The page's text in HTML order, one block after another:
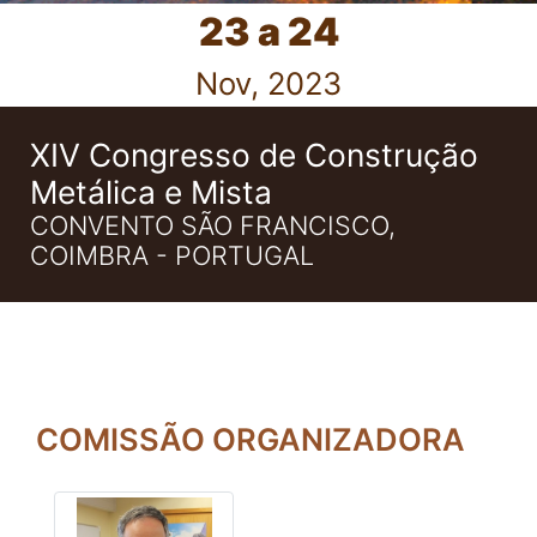
23 a 24
Nov, 2023
XIV Congresso de Construção
Metálica e Mista
CONVENTO SÃO FRANCISCO,
COIMBRA - PORTUGAL
COMISSÃO ORGANIZADORA